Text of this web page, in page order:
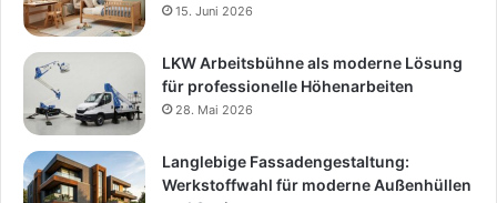
15. Juni 2026
LKW Arbeitsbühne als moderne Lösung
für professionelle Höhenarbeiten
28. Mai 2026
Langlebige Fassadengestaltung:
Werkstoffwahl für moderne Außenhüllen